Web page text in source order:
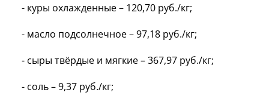
- куры охлажденные – 120,70 руб./кг;
- масло подсолнечное – 97,18 руб./кг;
- сыры твёрдые и мягкие – 367,97 руб./кг;
- соль – 9,37 руб./кг;